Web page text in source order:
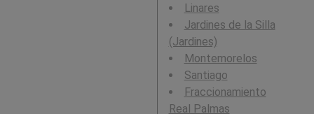
Linares
Jardines de la Silla
(Jardines)
Montemorelos
Santiago
Fraccionamiento
Real Palmas